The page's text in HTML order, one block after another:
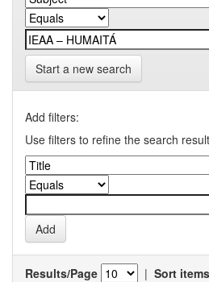
Start a new search
Add filters:
Use filters to refine the search
Results/Page | Sort